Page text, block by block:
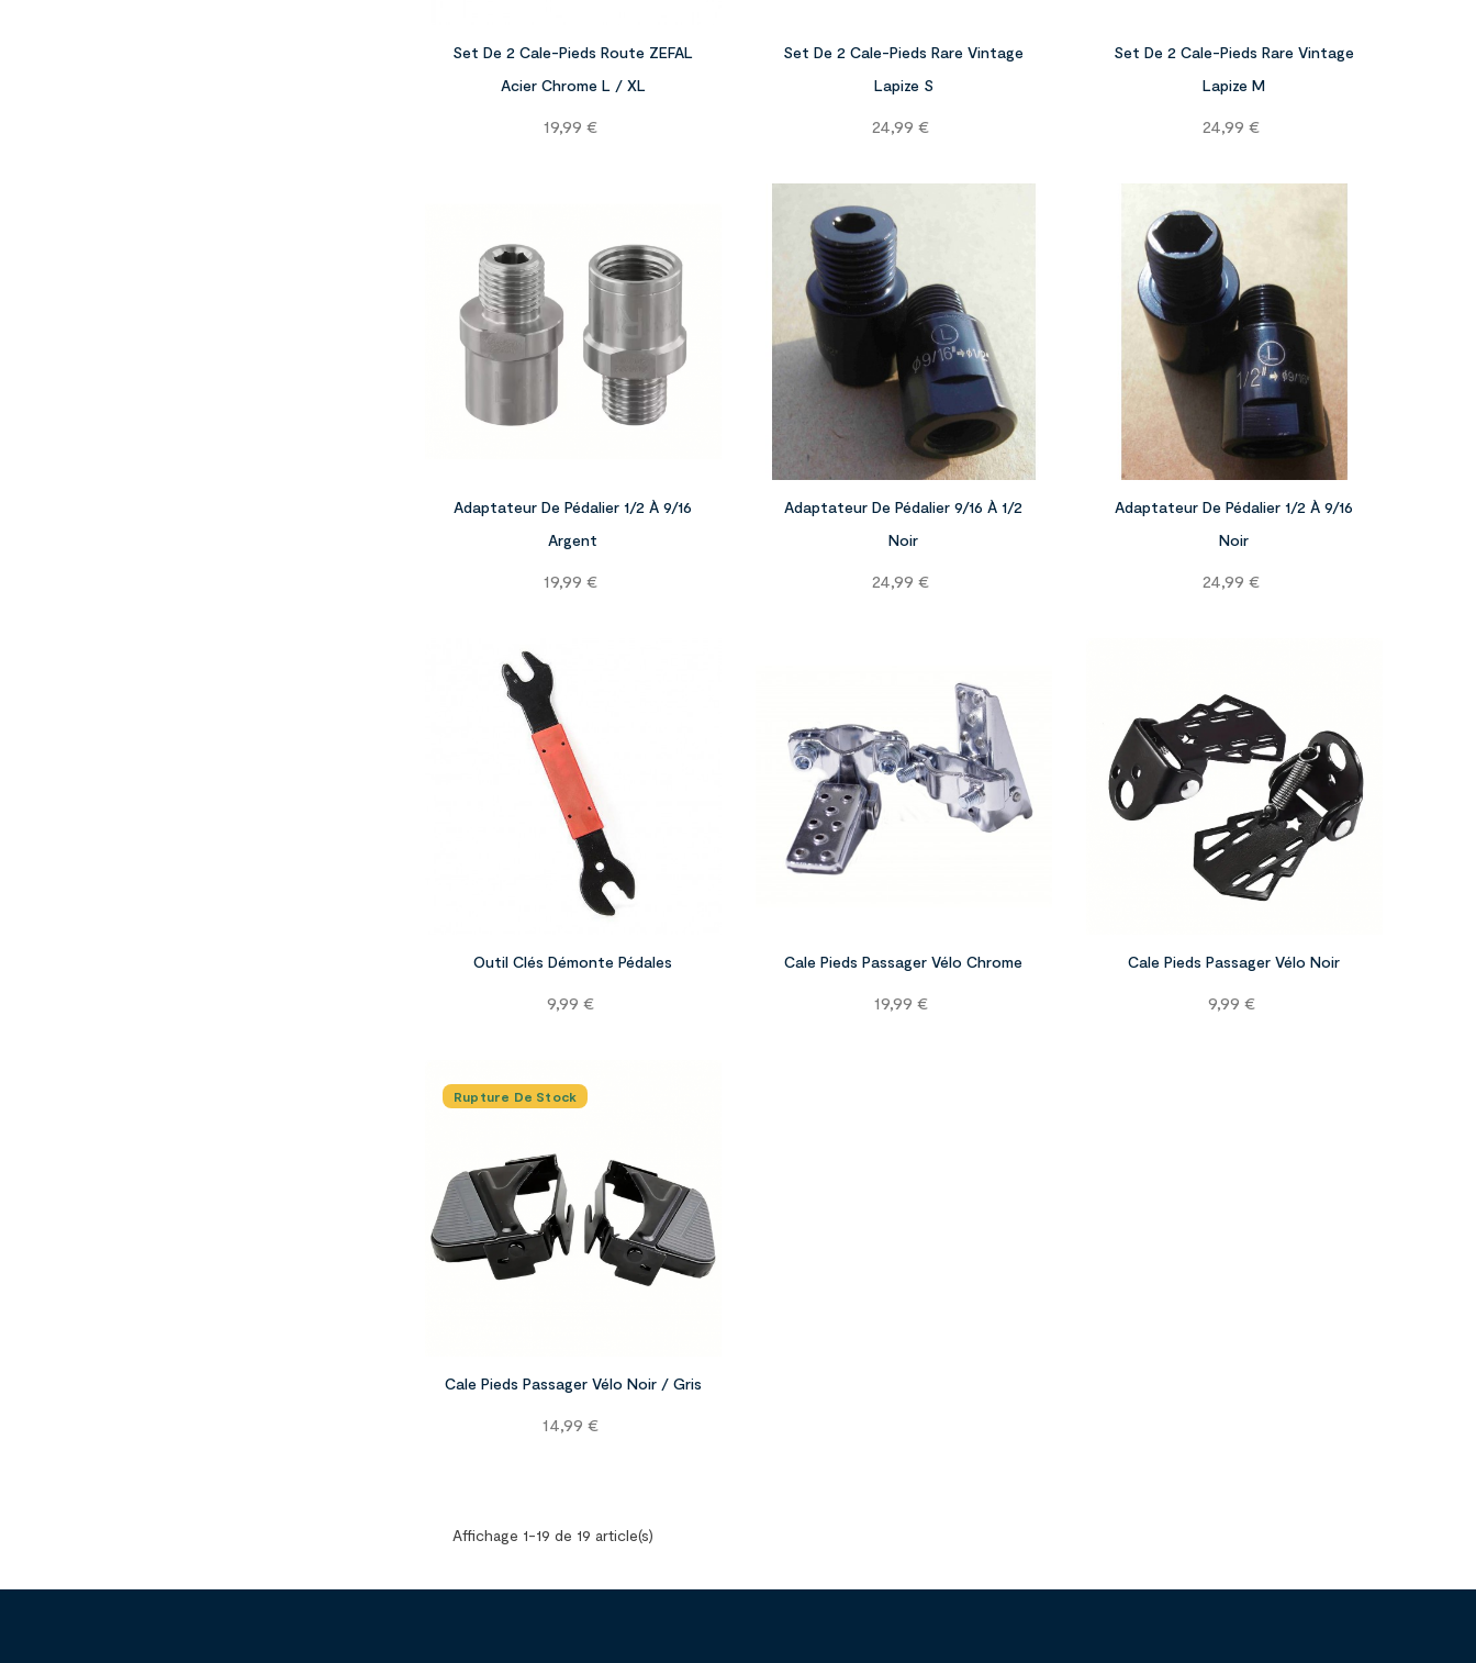
Set De 2 Cale-Pieds Route ZEFAL
Acier Chrome L / XL
Prix
19,99 €
Set De 2 Cale-Pieds Rare Vintage
Lapize S
Prix
24,99 €
Set De 2 Cale-Pieds Rare Vintage
Lapize M
Prix
24,99 €
Adaptateur De Pédalier 1/2 À 9/16
Argent
Prix
19,99 €
Adaptateur De Pédalier 9/16 À 1/2
Noir
Prix
24,99 €
Adaptateur De Pédalier 1/2 À 9/16
Noir
Prix
24,99 €
Outil Clés Démonte Pédales
Prix
9,99 €
Cale Pieds Passager Vélo Chrome
Prix
19,99 €
Cale Pieds Passager Vélo Noir
Prix
9,99 €
Rupture De Stock
Cale Pieds Passager Vélo Noir / Gris
Prix
14,99 €
Affichage 1-19 de 19 article(s)